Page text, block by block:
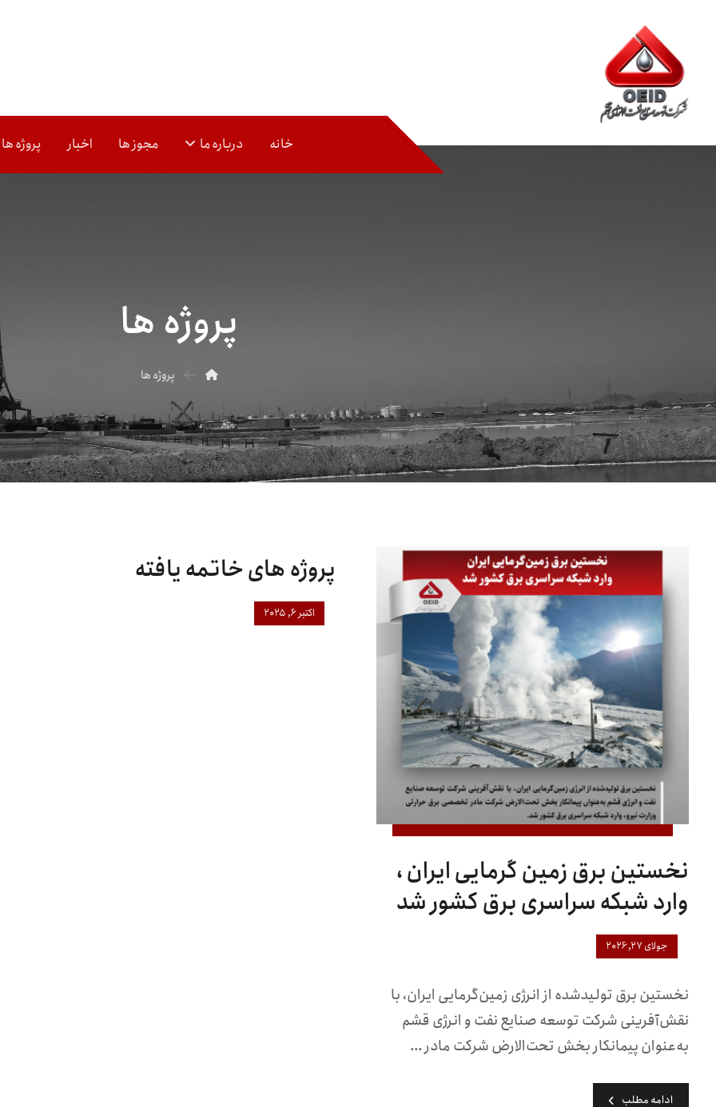
خانه درباره ما مجوز ها اخبار پروژه ها
پروژه ها
پروژه ها
نخستین برق زمین گرمایی ایران ،
وارد شبکه سراسری برق کشور شد
جولای ۲۷, ۲۰۲۶
نخستین برق تولیدشده از انرژی زمین‌گرمایی ایران، با
نقش‌آفرینی شرکت توسعه صنایع نفت و انرژی قشم
به‌عنوان پیمانکار بخش تحت‌الارض شرکت مادر ...
ادامه مطلب
پروژه های خاتمه یافته
اکتبر ۶, ۲۰۲۵